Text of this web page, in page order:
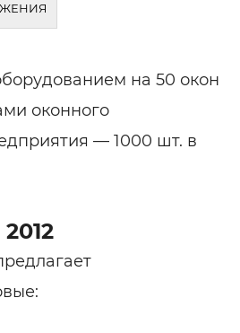
на 50 окон
оконного
— 1000 шт. в